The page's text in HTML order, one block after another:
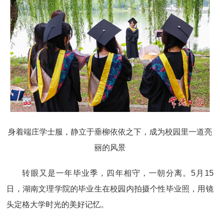
身着端庄学士服，静立于垂柳依依之下，成为校园里一道亮
丽的风景
转眼又是一年毕业季，四年相守，一朝分离。5月15
日，湖南文理学院的毕业生在校园内拍摄个性毕业照，用镜
头定格大学时光的美好记忆。